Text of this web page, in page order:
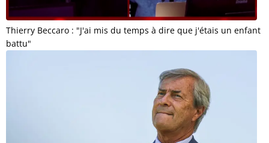
Thierry Beccaro : "J'ai mis du temps à dire que j'étais un enfant
battu"